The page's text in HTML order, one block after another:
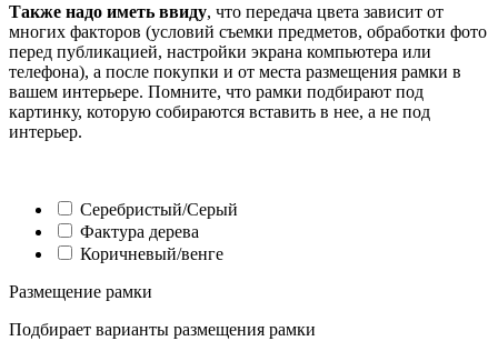
Также надо иметь ввиду, что передача цвета зависит от
многих факторов (условий съемки предметов, обработки фото
перед публикацией, настройки экрана компьютера или
телефона), а после покупки и от места размещения рамки в
вашем интерьере. Помните, что рамки подбирают под
картинку, которую собираются вставить в нее, а не под
интерьер.
Серебристый/Серый
Фактура дерева
Коричневый/венге
Размещение рамки
Подбирает варианты размещения рамки